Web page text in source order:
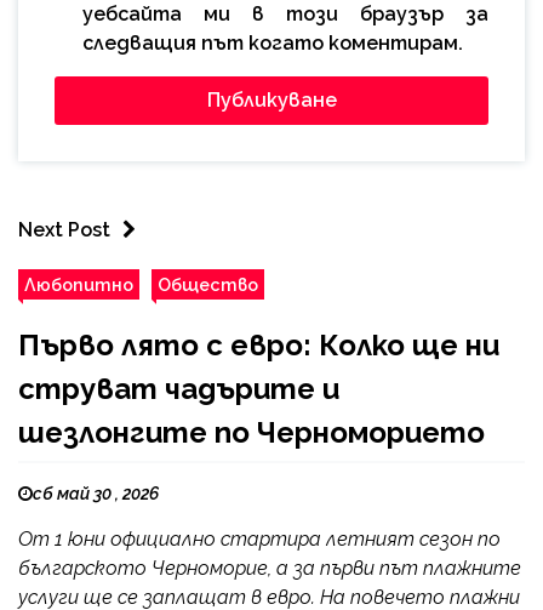
уебсайта ми в този браузър за
следващия път когато коментирам.
Next Post
Любопитно Общество
Първо лято с евро: Колко ще ни
струват чадърите и
шезлонгите по Черноморието
сб май 30 , 2026
От 1 юни официално стартира летният сезон по
българското Черноморие, а за първи път плажните
услуги ще се заплащат в евро. На повечето плажни